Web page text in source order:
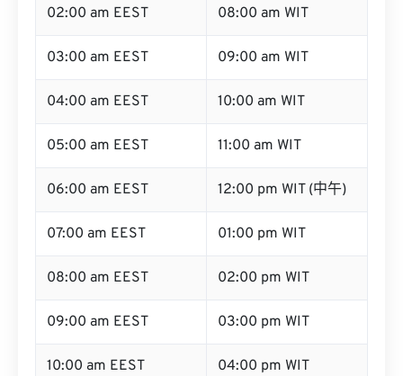
02:00 am EEST 08:00 am WIT
03:00 am EEST 09:00 am WIT
04:00 am EEST 10:00 am WIT
05:00 am EEST 11:00 am WIT
06:00 am EEST 12:00 pm WIT (中午)
07:00 am EEST 01:00 pm WIT
08:00 am EEST 02:00 pm WIT
09:00 am EEST 03:00 pm WIT
10:00 am EEST 04:00 pm WIT